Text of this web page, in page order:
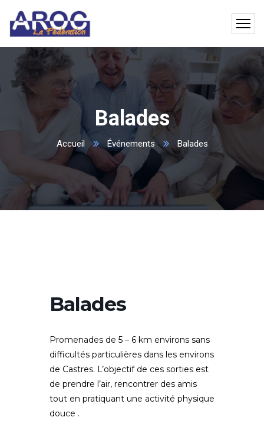
Balades
Accueil Événements Balades
Balades
Promenades de 5 – 6 km environs sans
difficultés particulières dans les environs
de Castres. L’objectif de ces sorties est
de prendre l’air, rencontrer des amis
tout en pratiquant une activité physique
douce .